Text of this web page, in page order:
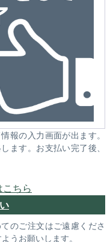
報の入力画面が出ます。
ます。お支払い完了後、
ちら
のご注文はご遠慮くださ
うお願いします。